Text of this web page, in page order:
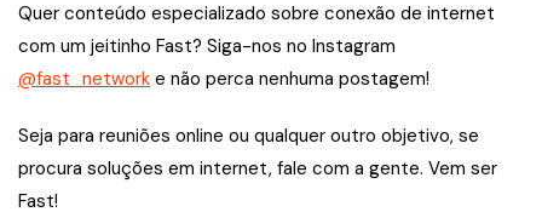
Quer conteúdo especializado sobre conexão de internet
com um jeitinho Fast? Siga-nos no Instagram
@fast_network e não perca nenhuma postagem!
Seja para reuniões online ou qualquer outro objetivo, se
procura soluções em internet, fale com a gente. Vem ser
Fast!